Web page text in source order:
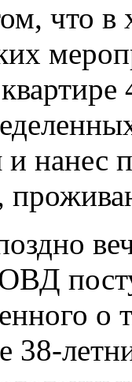
что в
и нанес
о
38-